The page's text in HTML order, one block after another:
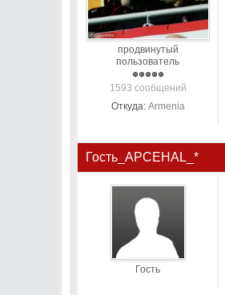
продвинутый
пользователь
1593 сообщений
Откуда: Armenia
Гость_APCEHAL_*
Гость